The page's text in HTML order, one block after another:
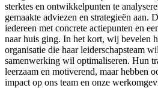
sterktes en ontwikkelpunten te
gemaakte adviezen en strategieën aan.
iedereen met concrete actiepunten en
naar huis ging. In het kort, wij bevelen
organisatie die haar leiderschapsteam
samenwerking wil optimaliseren. Hun
leerzaam en motiverend, maar hebben
impact op ons team en onze